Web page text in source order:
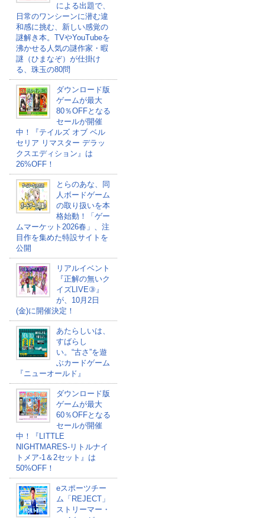
による出題で、
日常のワンシーンに潜む違
和感に挑む、新しい感覚の
謎解き本。TVやYouTubeを
沸かせる人気の謎作家・暇
謎（ひまなぞ）が仕掛け
る、珠玉の80問
ダウンロード版
ゲームが最大
80％OFFとなる
セールが開催
中！『テイルズ オブ ベル
セリア リマスター デラッ
クスエディション』は
26%OFF！
とらのあな、同
人ボードゲーム
の取り扱いを本
格始動！「ゲー
ムマーケット2026春」、注
目作を集めた特設サイトを
公開
リアルイベント
『正解の無いク
イズLIVE③』
が、10月2日
(金)に開催決定！
あたらしいは、
すばらし
い。“古さ”を遊
ぶカードゲーム
『ニューオールド』
ダウンロード版
ゲームが最大
60％OFFとなる
セールが開催
中！『LITTLE
NIGHTMARES-リトルナイ
トメア-1＆2セット』は
50%OFF！
eスポーツチー
ム「REJECT」
ストリーマー・